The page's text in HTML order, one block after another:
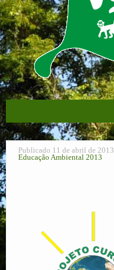
Educação Ambiental
Corredor Ecológico
Pesquisas
Publicado 11 de abril de 2013
Educação Ambiental 2013